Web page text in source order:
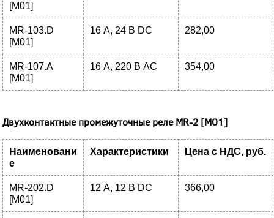
[M01]
MR-103.D
[M01]
16 А, 24 В DC 282,00
MR-107.A
[M01]
16 А, 220 В AC 354,00
Двухконтактные промежуточные реле MR-2 [М01]
Наименовани
е
Характеристики Цена с НДС, руб.
MR-202.D
[M01]
12 А, 12 В DC 366,00